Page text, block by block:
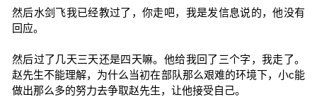
然后水剑飞我已经教过了，你走吧，我是发信息说的，他没有
回应。
然后过了几天三天还是四天嘛。他给我回了三个字，我走了。
赵先生不能理解，为什么当初在部队那么艰难的环境下，小c能
做出那么多的努力去争取赵先生，让他接受自己。